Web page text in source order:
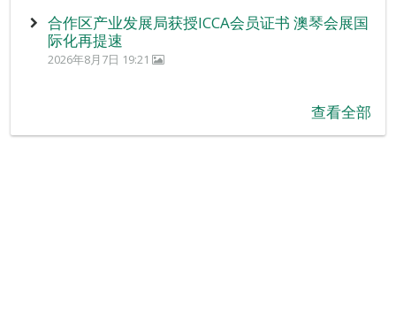
合作区产业发展局获授ICCA会员证书 澳琴会展国
际化再提速
2026年8月7日 19:21
查看全部